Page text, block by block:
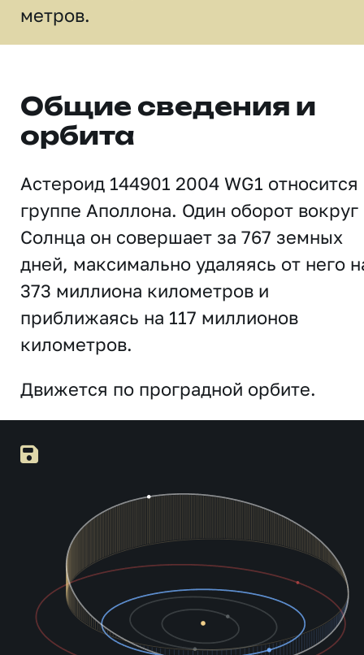
метров.
Общие сведения и
орбита
Астероид 144901 2004 WG1 относится
группе Аполлона. Один оборот вокруг
Солнца он совершает за 767 земных
дней, максимально удаляясь от него
373 миллиона километров и
приближаясь на 117 миллионов
километров.
Движется по проградной орбите.